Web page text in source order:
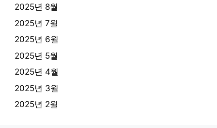
2025년 8월
2025년 7월
2025년 6월
2025년 5월
2025년 4월
2025년 3월
2025년 2월